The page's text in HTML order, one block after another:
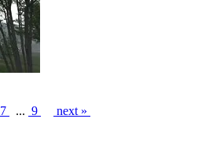
7 ... 9
next »